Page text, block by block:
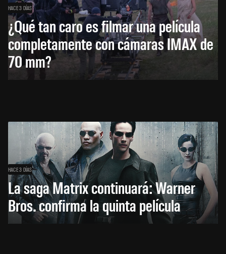
HACE 3 DÍAS
¿Qué tan caro es filmar una película
completamente con cámaras IMAX de
70 mm?
HACE 3 DÍAS
La saga Matrix continuará: Warner
Bros. confirma la quinta película